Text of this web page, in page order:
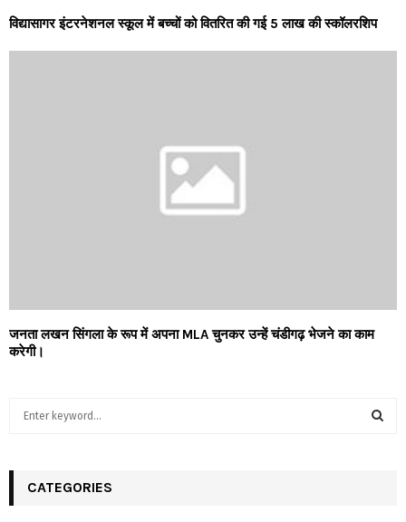
विद्यासागर इंटरनेशनल स्कूल में बच्चों को वितरित की गई 5 लाख की स्कॉलरशिप
जनता लखन सिंगला के रूप में अपना MLA चुनकर उन्हें चंडीगढ़ भेजने का काम
करेगी।
h
CATEGORIES